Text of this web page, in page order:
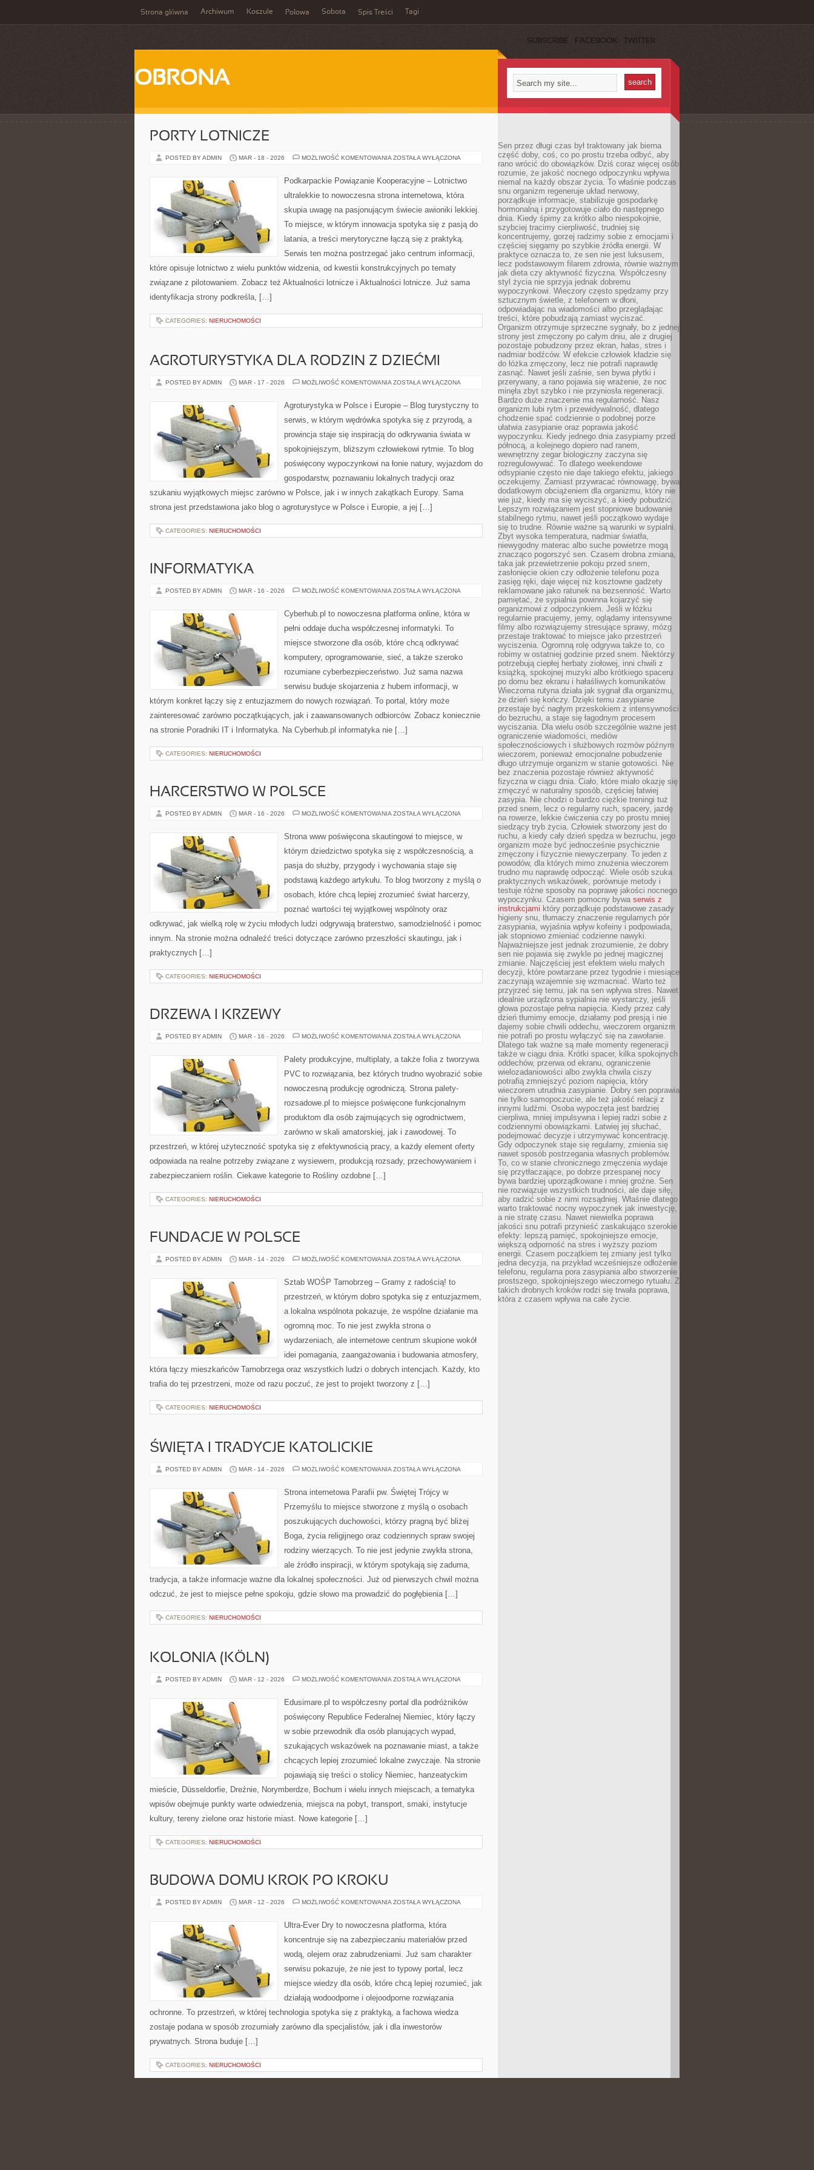
Strona główna Archiwum Koszule Połowa Sobota Spis Treści Tagi
SUBSCRIBE FACEBOOK TWITTER
OBRONA
PORTY LOTNICZE
POSTED BY ADMIN MAR - 18 - 2026 MOŻLIWOŚĆ KOMENTOWANIA PORTY
ZOSTAŁA WYŁĄCZONA
Podkarpackie Powiązanie Kooperacyjne – Lotnictwo
ultralekkie to nowoczesna strona internetowa, która
skupia uwagę na pasjonującym świecie awioniki lekkiej.
To miejsce, w którym innowacja spotyka się z pasją do
latania, a treści merytoryczne łączą się z praktyką.
Serwis ten można postrzegać jako centrum informacji,
które opisuje lotnictwo z wielu punktów widzenia, od kwestii konstrukcyjnych po tematy
związane z pilotowaniem. Zobacz też Aktualności lotnicze i Aktualności lotnicze. Już sama
identyfikacja strony podkreśla, […]
CATEGORIES: NIERUCHOMOŚCI
AGROTURYSTYKA DLA RODZIN Z DZIEĆMI
POSTED BY ADMIN MAR - 17 - 2026 MOŻLIWOŚĆ KOMENTOWANIA AGROTURYSTYKA
Z
DZIEĆMI
ZOSTAŁA WYŁĄCZONA
Agroturystyka w Polsce i Europie – Blog turystyczny to
serwis, w którym wędrówka spotyka się z przyrodą, a
prowincja staje się inspiracją do odkrywania świata w
spokojniejszym, bliższym człowiekowi rytmie. To blog
poświęcony wypoczynkowi na łonie natury, wyjazdom do
gospodarstw, poznawaniu lokalnych tradycji oraz
szukaniu wyjątkowych miejsc zarówno w Polsce, jak i w innych zakątkach Europy. Sama
strona jest przedstawiona jako blog o agroturystyce w Polsce i Europie, a jej […]
CATEGORIES: NIERUCHOMOŚCI
INFORMATYKA
POSTED BY ADMIN MAR - 16 - 2026 MOŻLIWOŚĆ KOMENTOWANIA INFORMATYKA
ZOSTAŁA WYŁĄCZONA
Cyberhub.pl to nowoczesna platforma online, która w
pełni oddaje ducha współczesnej informatyki. To
miejsce stworzone dla osób, które chcą odkrywać
komputery, oprogramowanie, sieć, a także szeroko
rozumiane cyberbezpieczeństwo. Już sama nazwa
serwisu buduje skojarzenia z hubem informacji, w
którym konkret łączy się z entuzjazmem do nowych rozwiązań. To portal, który może
zainteresować zarówno początkujących, jak i zaawansowanych odbiorców. Zobacz koniecznie
na stronie Poradniki IT i Informatyka. Na Cyberhub.pl informatyka nie […]
CATEGORIES: NIERUCHOMOŚCI
HARCERSTWO W POLSCE
POSTED BY ADMIN MAR - 16 - 2026 MOŻLIWOŚĆ KOMENTOWANIA HARCERSTWO
ZOSTAŁA WYŁĄCZONA
Strona www poświęcona skautingowi to miejsce, w
którym dziedzictwo spotyka się z współczesnością, a
pasja do służby, przygody i wychowania staje się
podstawą każdego artykułu. To blog tworzony z myślą o
osobach, które chcą lepiej zrozumieć świat harcerzy,
poznać wartości tej wyjątkowej wspólnoty oraz
odkrywać, jak wielką rolę w życiu młodych ludzi odgrywają braterstwo, samodzielność i pomoc
innym. Na stronie można odnaleźć treści dotyczące zarówno przeszłości skautingu, jak i
praktycznych […]
CATEGORIES: NIERUCHOMOŚCI
DRZEWA I KRZEWY
POSTED BY ADMIN MAR - 16 - 2026 MOŻLIWOŚĆ KOMENTOWANIA DRZEWA
ZOSTAŁA WYŁĄCZONA
Palety produkcyjne, multiplaty, a także folia z tworzywa
PVC to rozwiązania, bez których trudno wyobrazić sobie
nowoczesną produkcję ogrodniczą. Strona palety-
rozsadowe.pl to miejsce poświęcone funkcjonalnym
produktom dla osób zajmujących się ogrodnictwem,
zarówno w skali amatorskiej, jak i zawodowej. To
przestrzeń, w której użyteczność spotyka się z efektywnością pracy, a każdy element oferty
odpowiada na realne potrzeby związane z wysiewem, produkcją rozsady, przechowywaniem i
zabezpieczaniem roślin. Ciekawe kategorie to Rośliny ozdobne […]
CATEGORIES: NIERUCHOMOŚCI
FUNDACJE W POLSCE
POSTED BY ADMIN MAR - 14 - 2026 MOŻLIWOŚĆ KOMENTOWANIA FUNDACJE
ZOSTAŁA WYŁĄCZONA
Sztab WOŚP Tarnobrzeg – Gramy z radością! to
przestrzeń, w którym dobro spotyka się z entuzjazmem,
a lokalna wspólnota pokazuje, że wspólne działanie ma
ogromną moc. To nie jest zwykła strona o
wydarzeniach, ale internetowe centrum skupione wokół
idei pomagania, zaangażowania i budowania atmosfery,
która łączy mieszkańców Tarnobrzega oraz wszystkich ludzi o dobrych intencjach. Każdy, kto
trafia do tej przestrzeni, może od razu poczuć, że jest to projekt tworzony z […]
CATEGORIES: NIERUCHOMOŚCI
ŚWIĘTA I TRADYCJE KATOLICKIE
POSTED BY ADMIN MAR - 14 - 2026 MOŻLIWOŚĆ KOMENTOWANIA ŚWIĘTA
KATOLICKIE
ZOSTAŁA WYŁĄCZONA
Strona internetowa Parafii pw. Świętej Trójcy w
Przemyślu to miejsce stworzone z myślą o osobach
poszukujących duchowości, którzy pragną być bliżej
Boga, życia religijnego oraz codziennych spraw swojej
rodziny wierzących. To nie jest jedynie zwykła strona,
ale źródło inspiracji, w którym spotykają się zaduma,
tradycja, a także informacje ważne dla lokalnej społeczności. Już od pierwszych chwil można
odczuć, że jest to miejsce pełne spokoju, gdzie słowo ma prowadzić do pogłębienia […]
CATEGORIES: NIERUCHOMOŚCI
KOLONIA (KÖLN)
POSTED BY ADMIN MAR - 12 - 2026 MOŻLIWOŚĆ KOMENTOWANIA KOLONIA
ZOSTAŁA WYŁĄCZONA
Edusimare.pl to współczesny portal dla podróżników
poświęcony Republice Federalnej Niemiec, który łączy
w sobie przewodnik dla osób planujących wypad,
szukających wskazówek na poznawanie miast, a także
chcących lepiej zrozumieć lokalne zwyczaje. Na stronie
pojawiają się treści o stolicy Niemiec, hanzeatyckim
mieście, Düsseldorfie, Dreźnie, Norymberdze, Bochum i wielu innych miejscach, a tematyka
wpisów obejmuje punkty warte odwiedzenia, miejsca na pobyt, transport, smaki, instytucje
kultury, tereny zielone oraz historie miast. Nowe kategorie […]
CATEGORIES: NIERUCHOMOŚCI
BUDOWA DOMU KROK PO KROKU
POSTED BY ADMIN MAR - 12 - 2026 MOŻLIWOŚĆ KOMENTOWANIA BUDOWA
PO
KROKU
ZOSTAŁA WYŁĄCZONA
Ultra-Ever Dry to nowoczesna platforma, która
koncentruje się na zabezpieczaniu materiałów przed
wodą, olejem oraz zabrudzeniami. Już sam charakter
serwisu pokazuje, że nie jest to typowy portal, lecz
miejsce wiedzy dla osób, które chcą lepiej rozumieć, jak
działają wodoodporne i olejoodporne rozwiązania
ochronne. To przestrzeń, w której technologia spotyka się z praktyką, a fachowa wiedza
zostaje podana w sposób zrozumiały zarówno dla specjalistów, jak i dla inwestorów
prywatnych. Strona buduje […]
CATEGORIES: NIERUCHOMOŚCI
Sen przez długi czas był traktowany jak bierna
część doby, coś, co po prostu trzeba odbyć, aby
rano wrócić do obowiązków. Dziś coraz więcej osób
rozumie, że jakość nocnego odpoczynku wpływa
niemal na każdy obszar życia. To właśnie podczas
snu organizm regeneruje układ nerwowy,
porządkuje informacje, stabilizuje gospodarkę
hormonalną i przygotowuje ciało do następnego
dnia. Kiedy śpimy za krótko albo niespokojnie,
szybciej tracimy cierpliwość, trudniej się
koncentrujemy, gorzej radzimy sobie z emocjami i
częściej sięgamy po szybkie źródła energii. W
praktyce oznacza to, że sen nie jest luksusem,
lecz podstawowym filarem zdrowia, równie ważnym
jak dieta czy aktywność fizyczna. Współczesny
styl życia nie sprzyja jednak dobremu
wypoczynkowi. Wieczory często spędzamy przy
sztucznym świetle, z telefonem w dłoni,
odpowiadając na wiadomości albo przeglądając
treści, które pobudzają zamiast wyciszać.
Organizm otrzymuje sprzeczne sygnały, bo z jednej
strony jest zmęczony po całym dniu, ale z drugiej
pozostaje pobudzony przez ekran, hałas, stres i
nadmiar bodźców. W efekcie człowiek kładzie się
do łóżka zmęczony, lecz nie potrafi naprawdę
zasnąć. Nawet jeśli zaśnie, sen bywa płytki i
przerywany, a rano pojawia się wrażenie, że noc
minęła zbyt szybko i nie przyniosła regeneracji.
Bardzo duże znaczenie ma regularność. Nasz
organizm lubi rytm i przewidywalność, dlatego
chodzenie spać codziennie o podobnej porze
ułatwia zasypianie oraz poprawia jakość
wypoczynku. Kiedy jednego dnia zasypiamy przed
północą, a kolejnego dopiero nad ranem,
wewnętrzny zegar biologiczny zaczyna się
rozregulowywać. To dlatego weekendowe
odsypianie często nie daje takiego efektu, jakiego
oczekujemy. Zamiast przywracać równowagę, bywa
dodatkowym obciążeniem dla organizmu, który nie
wie już, kiedy ma się wyciszyć, a kiedy pobudzić.
Lepszym rozwiązaniem jest stopniowe budowanie
stabilnego rytmu, nawet jeśli początkowo wydaje
się to trudne. Równie ważne są warunki w sypialni.
Zbyt wysoka temperatura, nadmiar światła,
niewygodny materac albo suche powietrze mogą
znacząco pogorszyć sen. Czasem drobna zmiana,
taka jak przewietrzenie pokoju przed snem,
zasłonięcie okien czy odłożenie telefonu poza
zasięg ręki, daje więcej niż kosztowne gadżety
reklamowane jako ratunek na bezsenność. Warto
pamiętać, że sypialnia powinna kojarzyć się
organizmowi z odpoczynkiem. Jeśli w łóżku
regularnie pracujemy, jemy, oglądamy intensywne
filmy albo rozwiązujemy stresujące sprawy, mózg
przestaje traktować to miejsce jako przestrzeń
wyciszenia. Ogromną rolę odgrywa także to, co
robimy w ostatniej godzinie przed snem. Niektórzy
potrzebują ciepłej herbaty ziołowej, inni chwili z
książką, spokojnej muzyki albo krótkiego spaceru
po domu bez ekranu i hałaśliwych komunikatów.
Wieczorna rutyna działa jak sygnał dla organizmu,
że dzień się kończy. Dzięki temu zasypianie
przestaje być nagłym przeskokiem z intensywności
do bezruchu, a staje się łagodnym procesem
wyciszania. Dla wielu osób szczególnie ważne jest
ograniczenie wiadomości, mediów
społecznościowych i służbowych rozmów późnym
wieczorem, ponieważ emocjonalne pobudzenie
długo utrzymuje organizm w stanie gotowości. Nie
bez znaczenia pozostaje również aktywność
fizyczna w ciągu dnia. Ciało, które miało okazję się
zmęczyć w naturalny sposób, częściej łatwiej
zasypia. Nie chodzi o bardzo ciężkie treningi tuż
przed snem, lecz o regularny ruch, spacery, jazdę
na rowerze, lekkie ćwiczenia czy po prostu mniej
siedzący tryb życia. Człowiek stworzony jest do
ruchu, a kiedy cały dzień spędza w bezruchu, jego
organizm może być jednocześnie psychicznie
zmęczony i fizycznie niewyczerpany. To jeden z
powodów, dla których mimo znużenia wieczorem
trudno mu naprawdę odpocząć. Wiele osób szuka
praktycznych wskazówek, porównuje metody i
testuje różne sposoby na poprawę jakości nocnego
wypoczynku. Czasem pomocny bywa serwis z
instrukcjami który porządkuje podstawowe zasady
higieny snu, tłumaczy znaczenie regularnych pór
zasypiania, wyjaśnia wpływ kofeiny i podpowiada,
jak stopniowo zmieniać codzienne nawyki.
Najważniejsze jest jednak zrozumienie, że dobry
sen nie pojawia się zwykle po jednej magicznej
zmianie. Najczęściej jest efektem wielu małych
decyzji, które powtarzane przez tygodnie i miesiące
zaczynają wzajemnie się wzmacniać. Warto też
przyjrzeć się temu, jak na sen wpływa stres. Nawet
idealnie urządzona sypialnia nie wystarczy, jeśli
głowa pozostaje pełna napięcia. Kiedy przez cały
dzień tłumimy emocje, działamy pod presją i nie
dajemy sobie chwili oddechu, wieczorem organizm
nie potrafi po prostu wyłączyć się na zawołanie.
Dlatego tak ważne są małe momenty regeneracji
także w ciągu dnia. Krótki spacer, kilka spokojnych
oddechów, przerwa od ekranu, ograniczenie
wielozadaniowości albo zwykła chwila ciszy
potrafią zmniejszyć poziom napięcia, który
wieczorem utrudnia zasypianie. Dobry sen poprawia
nie tylko samopoczucie, ale też jakość relacji z
innymi ludźmi. Osoba wypoczęta jest bardziej
cierpliwa, mniej impulsywna i lepiej radzi sobie z
codziennymi obowiązkami. Łatwiej jej słuchać,
podejmować decyzje i utrzymywać koncentrację.
Gdy odpoczynek staje się regularny, zmienia się
nawet sposób postrzegania własnych problemów.
To, co w stanie chronicznego zmęczenia wydaje
się przytłaczające, po dobrze przespanej nocy
bywa bardziej uporządkowane i mniej groźne. Sen
nie rozwiązuje wszystkich trudności, ale daje siłę,
aby radzić sobie z nimi rozsądniej. Właśnie dlatego
warto traktować nocny wypoczynek jak inwestycję,
a nie stratę czasu. Nawet niewielka poprawa
jakości snu potrafi przynieść zaskakująco szerokie
efekty: lepszą pamięć, spokojniejsze emocje,
większą odporność na stres i wyższy poziom
energii. Czasem początkiem tej zmiany jest tylko
jedna decyzja, na przykład wcześniejsze odłożenie
telefonu, regularna pora zasypiania albo stworzenie
prostszego, spokojniejszego wieczornego rytuału. Z
takich drobnych kroków rodzi się trwała poprawa,
która z czasem wpływa na całe życie.